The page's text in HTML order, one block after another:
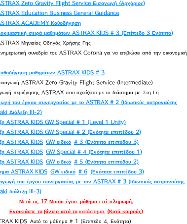
Zero Gravity Flight Service Εισαγωγή (Αρχάριος)
Education Business General Guidance
ACADEMY Καθοδήγηση
σειρά μαθημάτων ASTRAX KIDS # 3 (Επίπεδο 3 Ενότητα)
Μηνιαίος Οδηγός Χρήσης Γης
συνεδρία του ASTRAX Corona για να επιβιώσει από την οικονομική
μαθημάτων ASTRAX KIDS # 3
ASTRAX Zero Gravity Flight Service (Intermediate)
περιήγησης ASTRAX που σχετίζεται με το διάστημα με Στη Γη
του έργου συνεργασίας με το ASTRAX # 2 (Ιδιωτικός αστροναύτης
Διάλεξη III-2)
ASTRAX KIDS GW Special # 1 (Level 1 Unity)
ASTRAX KIDS GW Special # 2 (Ενότητα επιπέδου 2)
ASTRAX KIDS GW ειδικό # 3 (Ενότητα επιπέδου 3)
ASTRAX KIDS
GW Special # 4 (Ενότητα επιπέδου 1)
ASTRAX KIDS GW ειδικό # 5 (Ενότητα επιπέδου 2)
ASTRAX KIDS GW ειδικό # 6
(Ενότητα επιπέδου 3)
του έργου συνεργασίας με τον ASTRAX # 3 (Ιδιωτικός αστροναύτης
διάλεξη III-3)
Μετά τις 17 Μαΐου έγινε μάθημα επί πληρωμή.
Ενοικιάστε το βίντεο από το κατάστημα. (Κατά καιρούς)
KIDS Αυτό το μάθημα # 1 (Επίπεδο 4, Ενότητα)